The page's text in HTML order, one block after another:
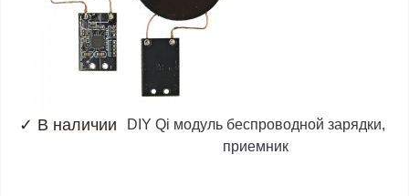
✓ В наличии
DIY Qi модуль беспроводной зарядки,
приемник